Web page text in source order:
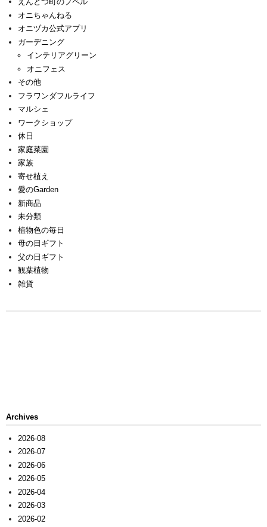
オニちゃんねる
オニヅカ公式アプリ
ガーデニング
インテリアグリーン
オニフェス
その他
フラワンダフルライフ
マルシェ
ワークショップ
休日
家庭菜園
家族
寄せ植え
愛のGarden
新商品
未分類
植物色の毎日
母の日ギフト
父の日ギフト
観葉植物
雑貨
Archives
2026-08
2026-07
2026-06
2026-05
2026-04
2026-03
2026-02